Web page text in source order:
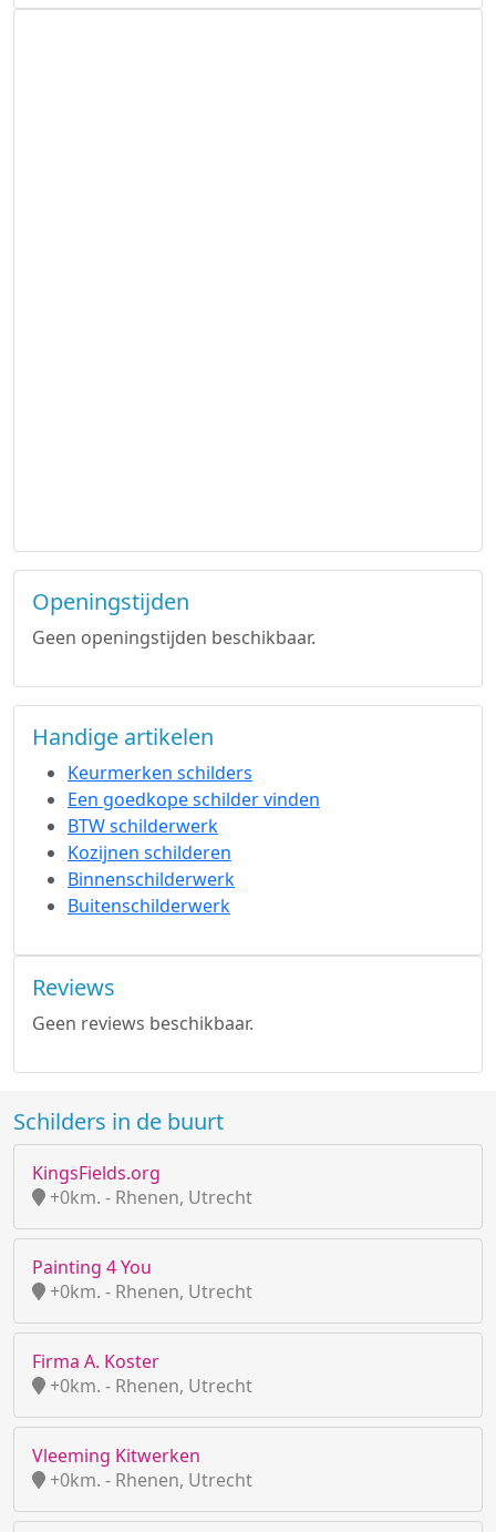
Openingstijden
Geen openingstijden beschikbaar.
Handige artikelen
Keurmerken schilders
Een goedkope schilder vinden
BTW schilderwerk
Kozijnen schilderen
Binnenschilderwerk
Buitenschilderwerk
Reviews
Geen reviews beschikbaar.
Schilders in de buurt
KingsFields.org
+0km. - Rhenen, Utrecht
Painting 4 You
+0km. - Rhenen, Utrecht
Firma A. Koster
+0km. - Rhenen, Utrecht
Vleeming Kitwerken
+0km. - Rhenen, Utrecht